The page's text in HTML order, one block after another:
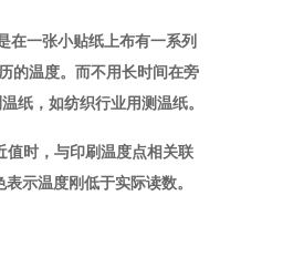
在一张小贴纸上布有一系列
的温度。而不用长时间在旁
纸，如纺织行业用测温纸。
值时，与印刷温度点相关联
示温度刚低于实际读数。